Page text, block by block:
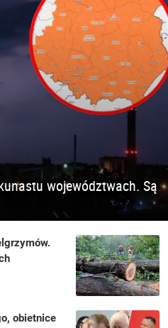
województwach. Są
obietnice